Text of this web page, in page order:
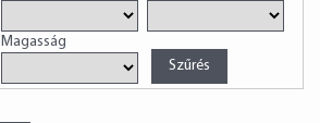
Magasság